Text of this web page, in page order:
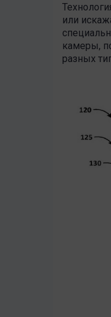
или
камеры,
разных